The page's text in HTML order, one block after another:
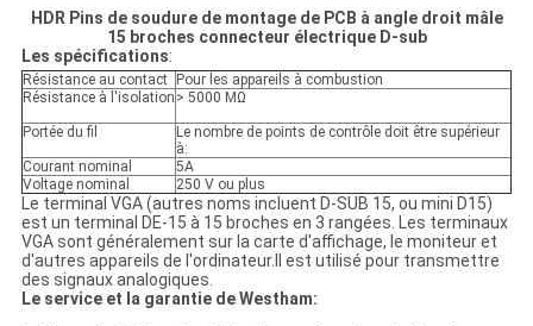
HDR Pins de soudure de montage de PCB à angle droit mâle
15 broches connecteur électrique D-sub
Les spécifications:
Résistance au contact
Pour les appareils à combustion
Résistance à l'isolation > 5000 MΩ
Portée du fil
Le nombre de points de contrôle doit être supérieur
à:
Courant nominal
5A
Voltage nominal
250 V ou plus
Le terminal VGA (autres noms incluent D-SUB 15, ou mini D15)
est un terminal DE-15 à 15 broches en 3 rangées. Les terminaux
VGA sont généralement sur la carte d'affichage, le moniteur et
d'autres appareils de l'ordinateur.Il est utilisé pour transmettre
des signaux analogiques.
Le service et la garantie de Westham: